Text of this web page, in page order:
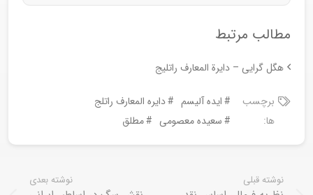
مطالب مرتبط
هگل گرایی – دایرة المعارف راتلیج
برچسب
ها:
ایده آلیسم
دایره المعارف راتلج
سعیده معصومی
مطلق
نوشته قبلی نوشته بعدی